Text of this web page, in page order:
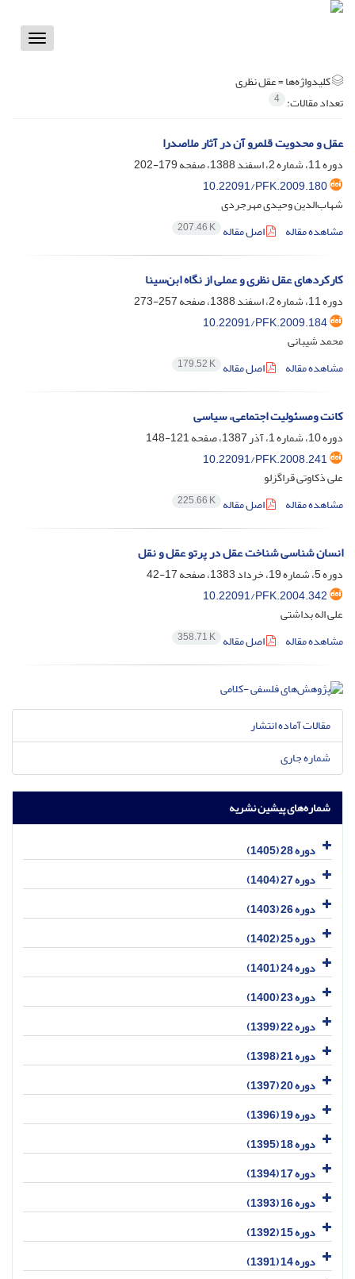
Toggle
کلیدواژه‌ها =عقل نظری
تعداد مقالات: 4
عقل و محدویت قلمرو آن در آثار ملاصدرا
دوره 11، شماره 2، اسفند 1388، صفحه
179-202
10.22091/PFK.2009.180
شهاب‌الدین وحیدی مهرجردی
مشاهده مقاله
اصل مقاله 207.46 K
کارکردهای عقل نظری و عملی از نگاه ابن‌سینا
دوره 11، شماره 2، اسفند 1388، صفحه
257-273
10.22091/PFK.2009.184
محمد شیبانی
مشاهده مقاله
اصل مقاله 179.52 K
کانت‌ ومسئولیت اجتماعی، سیاسی
دوره 10، شماره 1، آذر 1387، صفحه
121-148
10.22091/PFK.2008.241
علی ذکاوتی قراگزلو
مشاهده مقاله
اصل مقاله 225.66 K
انسان شناسی شناخت عقل در پرتو عقل و نقل
دوره 5، شماره 19، خرداد 1383، صفحه
17-42
10.22091/PFK.2004.342
علی اله بداشتی
مشاهده مقاله
اصل مقاله 358.71 K
مقالات آماده انتشار
شماره جاری
شماره‌های پیشین نشریه
دوره 28 (1405)
دوره 27 (1404)
دوره 26 (1403)
دوره 25 (1402)
دوره 24 (1401)
دوره 23 (1400)
دوره 22 (1399)
دوره 21 (1398)
دوره 20 (1397)
دوره 19 (1396)
دوره 18 (1395)
دوره 17 (1394)
دوره 16 (1393)
دوره 15 (1392)
دوره 14 (1391)